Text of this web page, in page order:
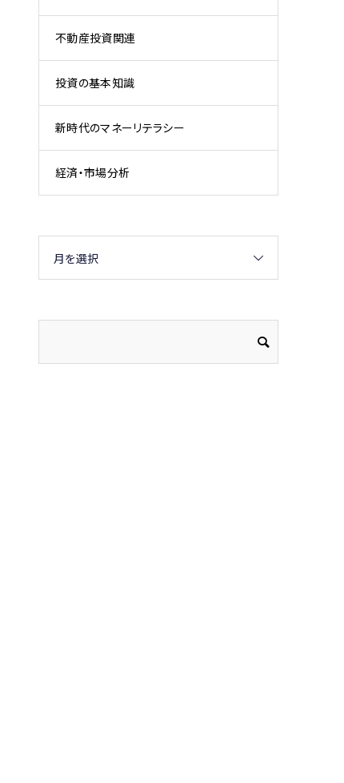
不動産投資関連
投資の基本知識
新時代のマネーリテラシー
経済・市場分析
月を選択